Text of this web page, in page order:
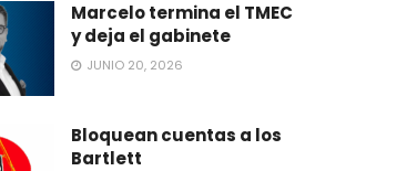
Marcelo termina el TMEC
y deja el gabinete
JUNIO 20, 2026
Bloquean cuentas a los
Bartlett